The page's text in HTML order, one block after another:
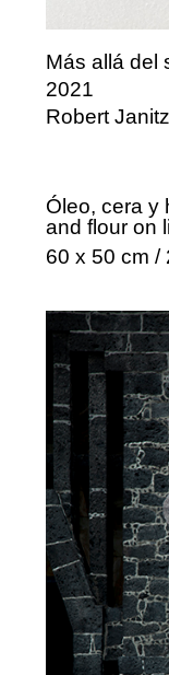
Más allá del
2021
Robert Janitz
Óleo, cera y
and flour on
60 x 50 cm /